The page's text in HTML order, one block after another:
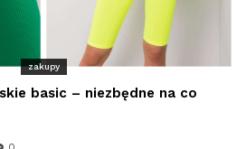
zakupy
basic – niezbędne na co